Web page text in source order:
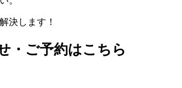
決します！
・ご予約はこちら